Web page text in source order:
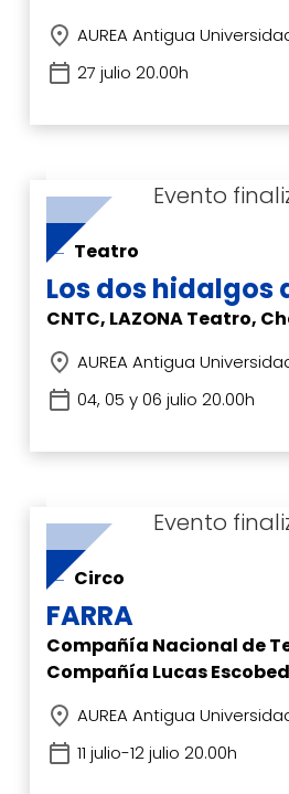
AUREA Antigua
27 julio 20.00h
Teatro
Los dos hidalgos
CNTC, LAZONA Teatro,
AUREA Antigua
04, 05 y 06 julio 20.00h
Circo
FARRA
Compañía Nacional de
Compañía Lucas
AUREA Antigua
11 julio-12 julio 20.00h